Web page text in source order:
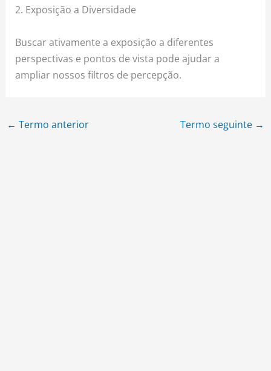
2. Exposição a Diversidade
Buscar ativamente a exposição a diferentes
perspectivas e pontos de vista pode ajudar a
ampliar nossos filtros de percepção.
← Termo anterior Termo seguinte →